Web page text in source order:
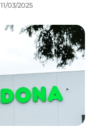
11/03/2025